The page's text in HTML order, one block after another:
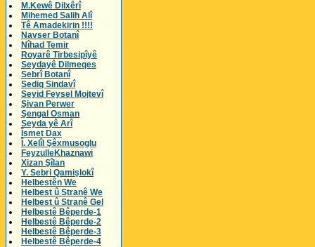
M.Kewê Dilxêrî
Mihemed Salih Alî
Tê Amadekirin !!!!
Navser Botanî
Nîhad Temir
Royarê Tirbesipîyê
Seydayê Dilmeqes
Sebrî Botanî
Sediq Sindavî
Seyid Feysel Mojtevî
Şivan Perwer
Şengal Osman
Seyda yê Arî
Îsmet Dax
Î. Xelîl Şêxmusoglu
FeyzulleKhaznawi
Xizan Şîlan
Y. Sebri Qamişlokî
Helbestên We
Helbest û Stranê We
Helbest û Stranê Gel
Helbestê Bêperde-1
Helbestê Bêperde-2
Helbestê Bêperde-3
Helbestê Bêperde-4